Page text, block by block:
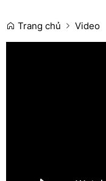
Trang chủ
Video